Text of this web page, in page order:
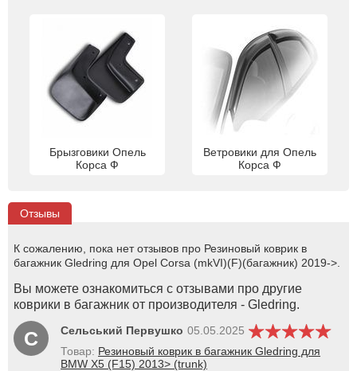
Брызговики Опель
Корса Ф
Ветровики для Опель
Корса Ф
Отзывы
К сожалению, пока нет отзывов про Резиновый коврик в
багажник Gledring для Opel Corsa (mkVI)(F)(багажник) 2019->.
Вы можете ознакомиться с отзывами про другие
коврики в багажник от производителя - Gledring.
С Сельський Первушко 05.05.2025
Товар: Резиновый коврик в багажник Gledring для
BMW X5 (F15) 2013> (trunk)